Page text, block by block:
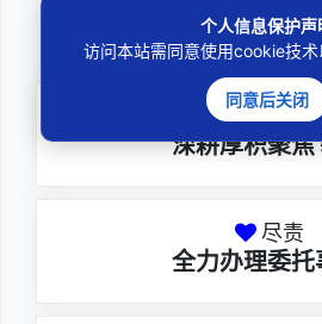
邓杰律师
专业
深耕厚积聚焦
尽责
全力办理委托
个人信息保护声
访问本站需同意使用cookie技术
同意后关闭